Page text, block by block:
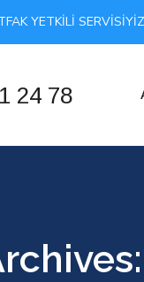
YETKİLİ SERVİSİYİZ